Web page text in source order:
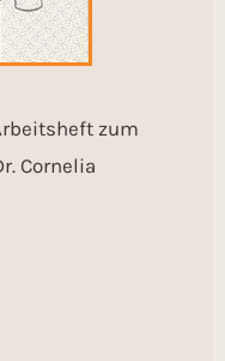
zum
Cornelia